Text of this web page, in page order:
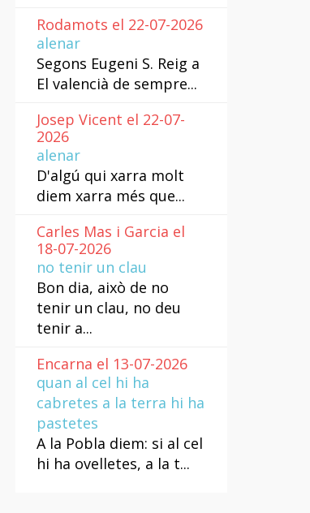
Rodamots el 22-07-2026
alenar
Segons Eugeni S. Reig a
El valencià de sempre...
Josep Vicent el 22-07-
2026
alenar
D'algú qui xarra molt
diem xarra més que...
Carles Mas i Garcia el
18-07-2026
no tenir un clau
Bon dia, això de no
tenir un clau, no deu
tenir a...
Encarna el 13-07-2026
quan al cel hi ha
cabretes a la terra hi ha
pastetes
A la Pobla diem: si al cel
hi ha ovelletes, a la t...